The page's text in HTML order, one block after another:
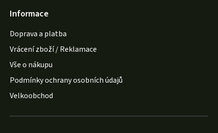
Informace
Doprava a platba
Vrácení zboží / Reklamace
Vše o nákupu
Podmínky ochrany osobních údajů
Velkoobchod